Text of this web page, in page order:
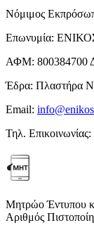
Νόμιμος
Επωνυμία:
ΑΦΜ: 800384700
Έδρα: Πλαστήρα
Email:
Τηλ. Επικοινωνίας:
Μητρώο Έντυπου
Αριθμός